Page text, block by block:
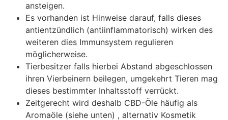
ansteigen.
Es vorhanden ist Hinweise darauf, falls dieses
antientzündlich (antiinflammatorisch) wirken des
weiteren dies Immunsystem regulieren
möglicherweise.
Tierbesitzer falls hierbei Abstand abgeschlossen
ihren Vierbeinern beilegen, umgekehrt Tieren mag
dieses bestimmter Inhaltsstoff verrückt.
Zeitgerecht wird deshalb CBD-Öle häufig als
Aromaöle (siehe unten) , alternativ Kosmetik